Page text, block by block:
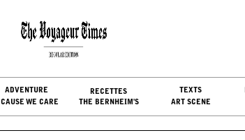
ADVENTURE RECETTES TEXTS
CAUSE WE CARE THE BERNHEIM'S ART SCENE
Sat, Aug 08, 2026
LOG IN